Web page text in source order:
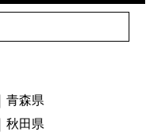
青森県
秋田県